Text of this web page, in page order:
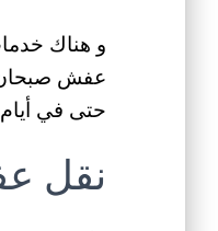
و هناك
حتى في أيام
نقل